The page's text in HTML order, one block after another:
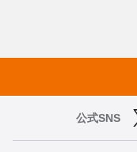
公式SNS